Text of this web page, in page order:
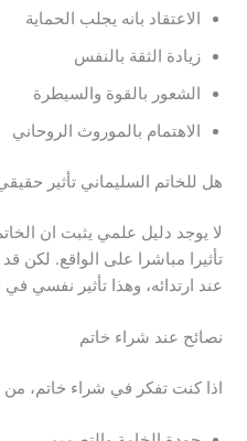
الاعتقاد بانه يجلب الحماية
زيادة الثقة بالنفس
الشعور بالقوة والسيطرة
الاهتمام بالموروث الروحاني
هل للخاتم السليماني تأثير
لا يوجد دليل علمي يثبت ان
تأثيرا مباشرا على الواقع. لكن
عند ارتدائه، وهذا تأثير نفسي في
نصائح عند شراء خاتم
اذا كنت تفكر في شراء خاتم، من